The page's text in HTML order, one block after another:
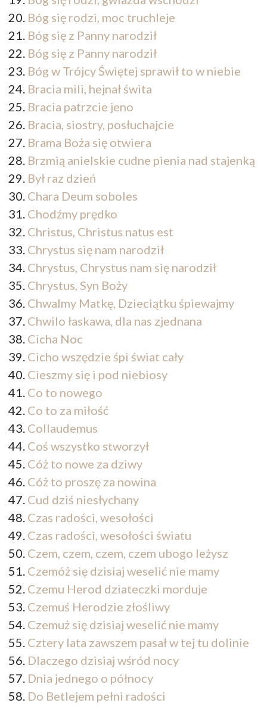
Bóg się rodzi, moc truchleje
Bóg się z Panny narodził
Bóg się z Panny narodził
Bóg w Trójcy Świętej sprawił to w niebie
Bracia mili, hejnał świta
Bracia patrzcie jeno
Bracia, siostry, posłuchajcie
Brama Boża się otwiera
Brzmią anielskie cudne pienia nad stajenką
Był raz dzień
Chara Deum soboles
Chodźmy prędko
Christus, Christus natus est
Chrystus się nam narodził
Chrystus, Chrystus nam się narodził
Chrystus, Syn Boży
Chwalmy Matkę, Dzieciątku śpiewajmy
Chwilo łaskawa, dla nas zjednana
Cicha Noc
Cicho wszędzie śpi świat cały
Cieszmy się i pod niebiosy
Co to nowego
Co to za miłość
Collaudemus
Coś wszystko stworzył
Cóż to nowe za dziwy
Cóż to proszę za nowina
Cud dziś niesłychany
Czas radości, wesołości
Czas radości, wesołości światu
Czem, czem, czem, czem ubogo leżysz
Czemóż się dzisiaj weselić nie mamy
Czemu Herod dziateczki morduje
Czemuś Herodzie złośliwy
Czemuż się dzisiaj weselić nie mamy
Cztery lata zawszem pasał w tej tu dolinie
Dlaczego dzisiaj wśród nocy
Dnia jednego o północy
Do Betlejem pełni radości